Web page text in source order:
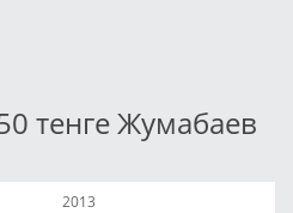
тенге Жумабаев
2013